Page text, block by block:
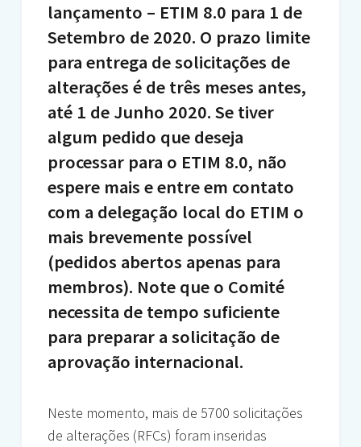
lançamento – ETIM 8.0 para 1 de
Setembro de 2020. O prazo limite
para entrega de solicitações de
alterações é de três meses antes,
até 1 de Junho 2020. Se tiver
algum pedido que deseja
processar para o ETIM 8.0, não
espere mais e entre em contato
com a delegação local do ETIM o
mais brevemente possível
(pedidos abertos apenas para
membros). Note que o Comité
necessita de tempo suficiente
para preparar a solicitação de
aprovação internacional.
Neste momento, mais de 5700 solicitações
de alterações (RFCs) foram inseridas